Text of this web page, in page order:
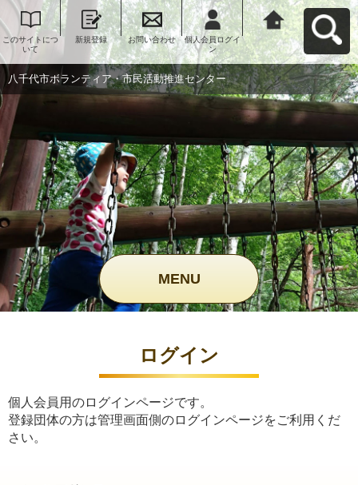
このサイトにつ
いて
新規登録 お問い合わせ
個人会員ログイ
ン
八千代市ボラン
ティア・市民活
動推進センター
へ戻る
八千代市ボランティア・市民活動推進センター
MENU
ログイン
個人会員用のログインページです。
登録団体の方は管理画面側のログインページをご利用くだ
さい。